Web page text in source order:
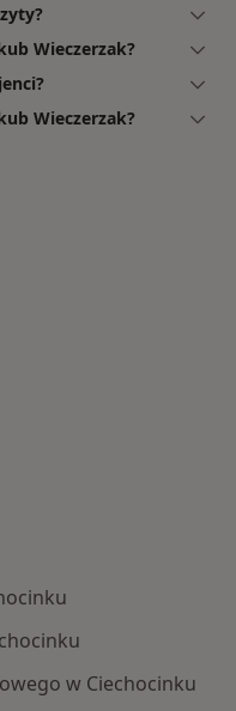
Wieczerzak?
Wieczerzak?
w Ciechocinku